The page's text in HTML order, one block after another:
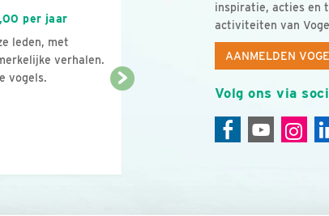
inspiratie, acties en
activiteiten van
AANMELDEN
Volg ons via
per jaar
leden, met
verhalen.
vogels.